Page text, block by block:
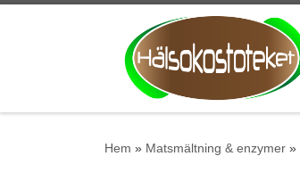
Hem » Matsmältning & enzymer »